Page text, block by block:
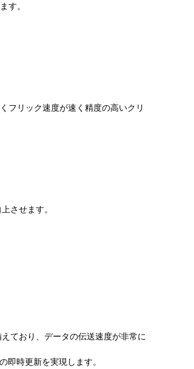
す。
フリック速度が速く精度の高いクリ
させます。
ており、データの伝送速度が非常に
時更新を実現します。